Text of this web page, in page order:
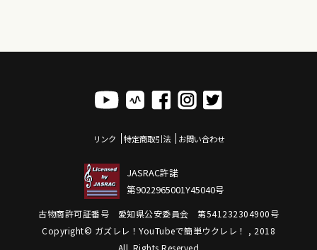
リンク 特定商取引法 お問い合わせ
JASRAC許諾
第9022965001Y45040号
古物商許可証番号 愛知県公安委員会 第541232304900号
Copyright© ガズレレ！YouTubeで簡単ウクレレ！ , 2018